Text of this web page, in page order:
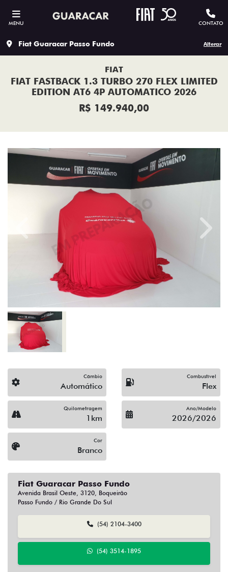
MENU CONTATO
Fiat Guaracar Passo Fundo Alterar
FIAT
FIAT FASTBACK 1.3 TURBO 270 FLEX LIMITED
EDITION AT6 4P AUTOMATICO 2026
R$ 149.940,00
Previous Next
Câmbio
Automático
Combustível
Flex
Quilometragem
1km
Ano/Modelo
2026/2026
Cor
Branco
Fiat Guaracar Passo Fundo
Avenida Brasil Oeste, 3120, Boqueirão
Passo Fundo / Rio Grande Do Sul
(54) 2104-3400
(54) 3514-1895